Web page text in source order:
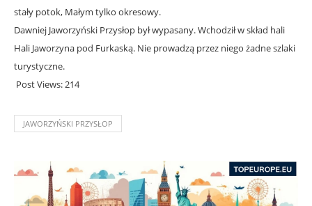
stały potok, Małym tylko okresowy.
Dawniej Jaworzyński Przysłop był wypasany. Wchodził w skład hali
Hali Jaworzyna pod Furkaską. Nie prowadzą przez niego żadne szlaki
turystyczne.
Post Views:214
JAWORZYŃSKI PRZYSŁOP